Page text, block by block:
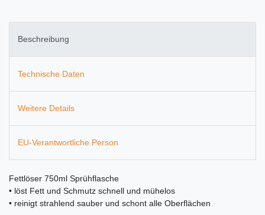
Beschreibung
Technische Daten
Weitere Details
EU-Verantwortliche Person
Fettlöser 750ml Sprühflasche
• löst Fett und Schmutz schnell und mühelos
• reinigt strahlend sauber und schont alle Oberflächen